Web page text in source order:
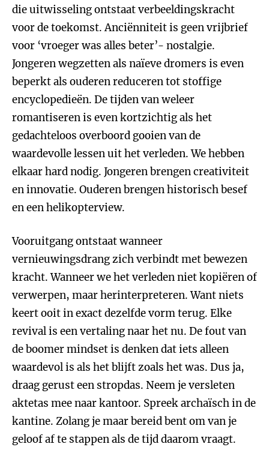
die uitwisseling ontstaat verbeeldingskracht
voor de toekomst. Anciënniteit is geen vrijbrief
voor ‘vroeger was alles beter’- nostalgie.
Jongeren wegzetten als naïeve dromers is even
beperkt als ouderen reduceren tot stoffige
encyclopedieën. De tijden van weleer
romantiseren is even kortzichtig als het
gedachteloos overboord gooien van de
waardevolle lessen uit het verleden. We hebben
elkaar hard nodig. Jongeren brengen creativiteit
en innovatie. Ouderen brengen historisch besef
en een helikopterview.
Vooruitgang ontstaat wanneer
vernieuwingsdrang zich verbindt met bewezen
kracht. Wanneer we het verleden niet kopiëren of
verwerpen, maar herinterpreteren. Want niets
keert ooit in exact dezelfde vorm terug. Elke
revival is een vertaling naar het nu. De fout van
de boomer mindset is denken dat iets alleen
waardevol is als het blijft zoals het was. Dus ja,
draag gerust een stropdas. Neem je versleten
aktetas mee naar kantoor. Spreek archaïsch in de
kantine. Zolang je maar bereid bent om van je
geloof af te stappen als de tijd daarom vraagt.